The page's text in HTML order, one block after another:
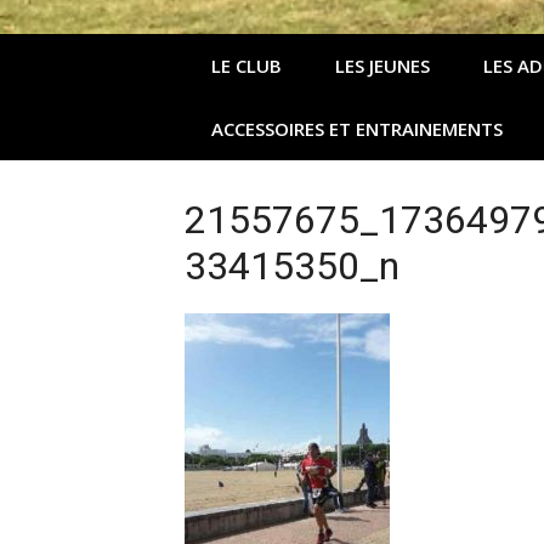
LE CLUB LES JEUNES LES
ACCESSOIRES ET ENTRAINEMENTS
33415350_n